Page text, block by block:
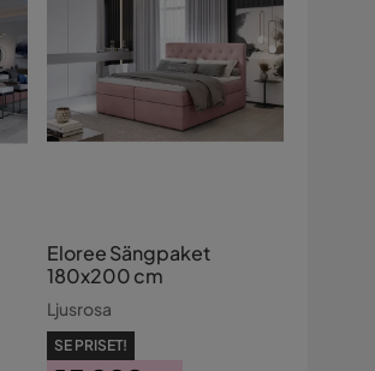
Eloree Sängpaket
180x200 cm
Ljusrosa
SE PRISET!